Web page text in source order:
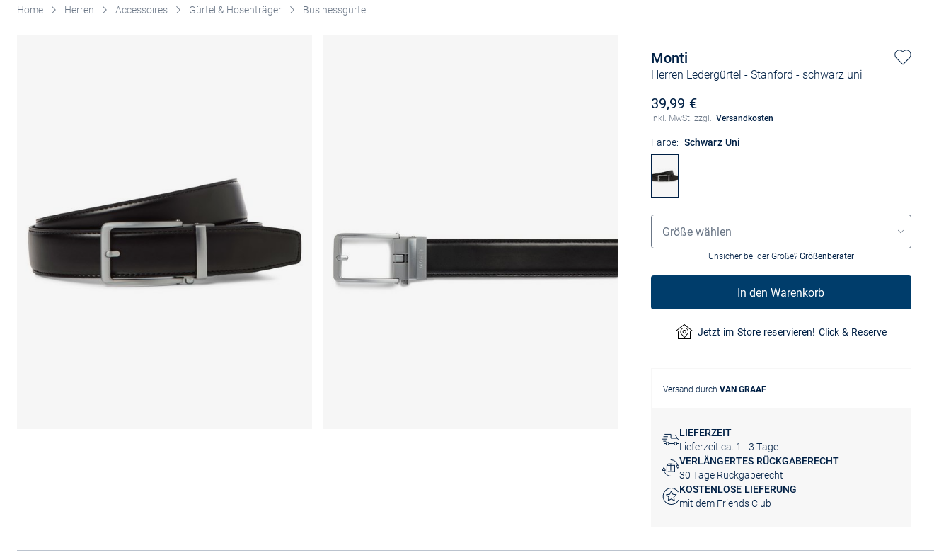
Home Herren Accessoires Gürtel & Hosenträger Businessgürtel
Monti
Herren Ledergürtel - Stanford - schwarz uni
39,99 €
Inkl. MwSt. zzgl. Versandkosten
Farbe: Schwarz Uni
Grössenauswahl
Größe wählen
Unsicher bei der Größe? Größenberater
In den Warenkorb
Jetzt im Store reservieren! Click & Reserve
Versand durch VAN GRAAF
LIEFERZEIT
Lieferzeit ca. 1 - 3 Tage
VERLÄNGERTES RÜCKGABERECHT
30 Tage Rückgaberecht
KOSTENLOSE LIEFERUNG
mit dem Friends Club